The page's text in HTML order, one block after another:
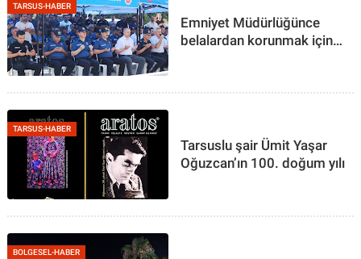
TARSUS-HABER
Emniyet Müdürlüğünce
belalardan korunmak için
TARSUS-HABER
Tarsuslu şair Ümit Yaşar
Oğuzcan’ın 100. doğum yılı
BOLGESEL-HABER